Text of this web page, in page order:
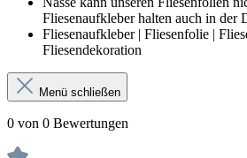
Fliesenaufkleber halten auch in der
Fliesenaufkleber | Fliesenfolie |
Fliesendekoration
Menü schließen
0 von 0 Bewertungen